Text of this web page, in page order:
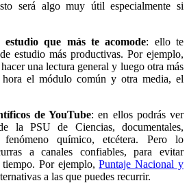
será algo muy útil especialmente si
que más te acomode: ello te
estudio más productivas. Por ejemplo,
una lectura general y luego otra más
hora el módulo común y otra media, el
de YouTube: en ellos podrás ver
la PSU de Ciencias, documentales,
químico, etcétera. Pero lo
a canales confiables, para evitar
tiempo. Por ejemplo,Puntaje Nacional y
a las que puedes recurrir.